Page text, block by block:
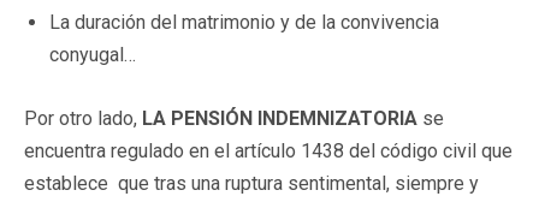
La duración del matrimonio y de la convivencia
conyugal…
Por otro lado, LA PENSIÓN INDEMNIZATORIA se
encuentra regulado en el artículo 1438 del código civil que
establece que tras una ruptura sentimental, siempre y